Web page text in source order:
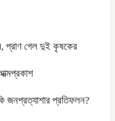
প্রাণ গেল দুই কৃষকের
জনপ্রত্যাশার প্রতিফলন?